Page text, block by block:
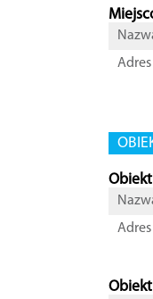
Adres
Adres